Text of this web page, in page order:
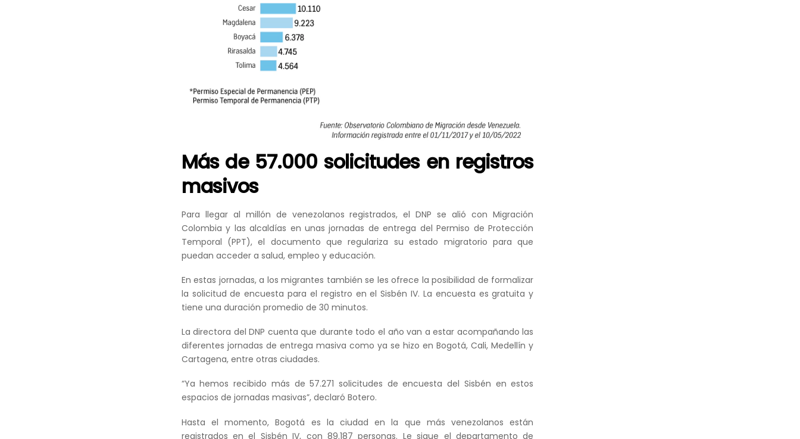
Más de 57.000 solicitudes en registros
masivos
Para llegar al millón de venezolanos registrados, el DNP se alió con Migración
Colombia y las alcaldías en unas jornadas de entrega del Permiso de Protección
Temporal (PPT), el documento que regulariza su estado migratorio para que
puedan acceder a salud, empleo y educación.
En estas jornadas, a los migrantes también se les ofrece la posibilidad de formalizar
la solicitud de encuesta para el registro en el Sisbén IV. La encuesta es gratuita y
tiene una duración promedio de 30 minutos.
La directora del DNP cuenta que durante todo el año van a estar acompañando las
diferentes jornadas de entrega masiva como ya se hizo en Bogotá, Cali, Medellín y
Cartagena, entre otras ciudades.
“Ya hemos recibido más de 57.271 solicitudes de encuesta del Sisbén en estos
espacios de jornadas masivas”, declaró Botero.
Hasta el momento, Bogotá es la ciudad en la que más venezolanos están
registrados en el Sisbén IV, con 89.187 personas. Le sigue el departamento de